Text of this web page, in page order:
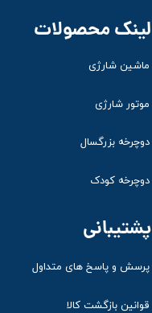
ماشین شارژی
موتور شارژی
دوچرخه بزرگسال
دوچرخه کودک
لینک محصولات
پشتیبانی
پرسش و پاسخ های متداول
قوانین بازگشت کالا